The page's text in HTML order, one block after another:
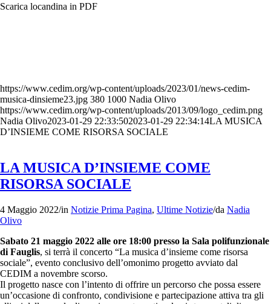
Scarica locandina in PDF
https://www.cedim.org/wp-content/uploads/2023/01/news-cedim-
musica-dinsieme23.jpg 380 1000 Nadia Olivo
https://www.cedim.org/wp-content/uploads/2013/09/logo_cedim.png
Nadia Olivo2023-01-29 22:33:502023-01-29 22:34:14LA MUSICA
D’INSIEME COME RISORSA SOCIALE
LA MUSICA D’INSIEME COME
RISORSA SOCIALE
4 Maggio 2022/in Notizie Prima Pagina, Ultime Notizie/da Nadia
Olivo
Sabato 21 maggio 2022 alle ore 18:00 presso la Sala polifunzionale
di Fauglis, si terrà il concerto “La musica d’insieme come risorsa
sociale”, evento conclusivo dell’omonimo progetto avviato dal
CEDIM a novembre scorso.
Il progetto nasce con l’intento di offrire un percorso che possa essere
un’occasione di confronto, condivisione e partecipazione attiva tra gli